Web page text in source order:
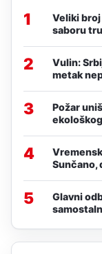
1
Veliki
saboru
2
Vulin:
metak
3
Požar
4
Sunčano,
5
Glavni